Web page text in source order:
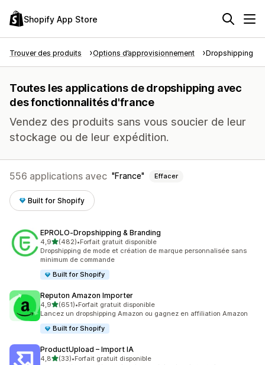
Shopify App Store
Trouver des produits Options d’approvisionnement Dropshipping
Toutes les applications de dropshipping avec
des fonctionnalités d'france
Vendez des produits sans vous soucier de leur
stockage ou de leur expédition.
556 applications avec France Effacer
Built for Shopify
EPROLO‑Dropshipping & Branding
4,9étoile(s) sur 5
(482)
482 avis au total
•Forfait gratuit disponible
Dropshipping de mode et création de marque personnalisée sans
minimum de commande
Built for Shopify
Reputon Amazon Importer
4,9étoile(s) sur 5
(651)
651 avis au total
•Forfait gratuit disponible
Lancez un dropshipping Amazon ou gagnez en affiliation Amazon
Built for Shopify
ProductUpload – Import IA
4,8étoile(s) sur 5
(33)
33 avis au total
•Forfait gratuit disponible